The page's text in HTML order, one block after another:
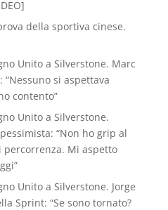
della sportiva cinese.
Unito a Silverstone. Marc
si aspettava
contento”
Unito a Silverstone.
“Non ho grip al
Mi aspetto
Unito a Silverstone. Jorge
Sprint: “Se sono tornato?